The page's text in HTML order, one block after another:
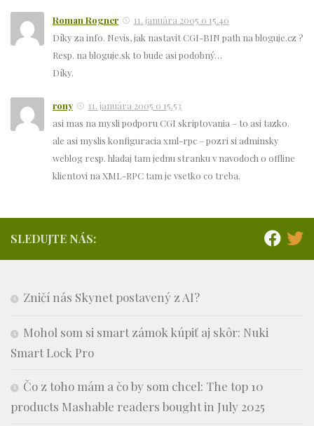
Roman Rogner
11. januára 2005 o 15.40
Díky za info. Nevis, jak nastavit CGI-BIN path na bloguje.cz ?
Resp. na bloguje.sk to bude asi podobný…
Díky.
rony
11. januára 2005 o 15.53
asi mas na mysli podporu CGI skriptovania – to asi tazko.
ale asi myslis konfiguracia xml-rpc – pozri si adminsky
weblog resp. hladaj tam jednu stranku v navodoch o offline
klientovi na XML-RPC tam je vsetko co treba.
SLEDUJTE NÁS:
Zničí nás Skynet postavený z AI?
Mohol som si smart zámok kúpiť aj skôr: Nuki
Smart Lock Pro
Čo z toho mám a čo by som chcel: The top 10
products Mashable readers bought in July 2025